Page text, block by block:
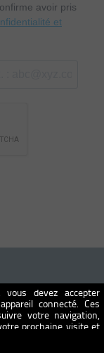
devez accepter
connecté. Ces
votre navigation,
prochaine visite et
les traceurs:
et-autres-
avoir pris
et